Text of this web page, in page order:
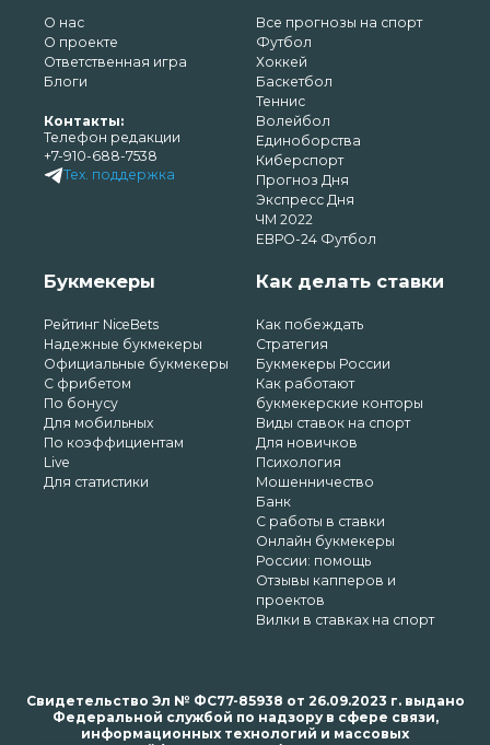
О нас
О проекте
Ответственная игра
Блоги
Контакты:
Телефон редакции
+7-910-688-7538
Тех. поддержка
Все прогнозы на спорт
Футбол
Хоккей
Баскетбол
Теннис
Волейбол
Единоборства
Киберспорт
Прогноз Дня
Экспресс Дня
ЧМ 2022
ЕВРО-24 Футбол
Букмекеры
Рейтинг NiceBets
Надежные букмекеры
Официальные букмекеры
С фрибетом
По бонусу
Для мобильных
По коэффициентам
Live
Для статистики
Как делать ставки
Как побеждать
Стратегия
Букмекеры России
Как работают
букмекерские конторы
Виды ставок на спорт
Для новичков
Психология
Мошенничество
Банк
С работы в ставки
Онлайн букмекеры
России: помощь
Отзывы капперов и
проектов
Вилки в ставках на спорт
Свидетельство Эл № ФС77-85938 от 26.09.2023 г. выдано
Федеральной службой по надзору в сфере связи,
информационных технологий и массовых